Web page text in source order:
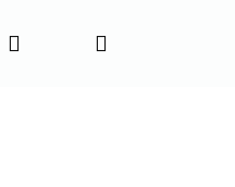
PřihlášeníNákupní